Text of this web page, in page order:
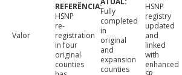
Valor
HSNP
re-
registration
in four
original
counties
Fully
completed
in
original
and
expansion
counties
HSNP
registry
updated
and
linked
with
enhanced